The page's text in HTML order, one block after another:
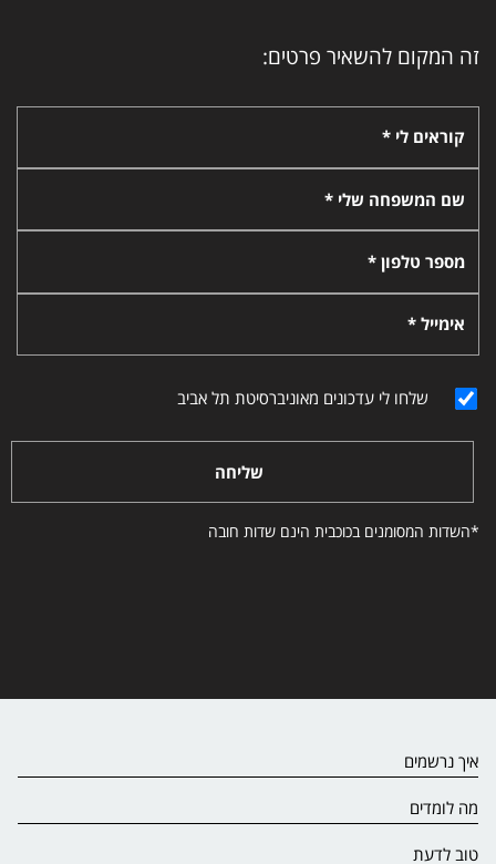
זה המקום להשאיר פרטים:
קוראים לי *
שם המשפחה שלי *
מספר טלפון *
אימייל *
שלחו לי עדכונים מאוניברסיטת תל אביב
שליחה
*השדות המסומנים בכוכבית הינם שדות חובה
איך נרשמים
מה לומדים
טוב לדעת